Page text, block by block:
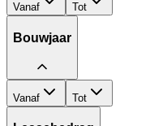
Vanaf Tot
Bouwjaar
Vanaf Tot